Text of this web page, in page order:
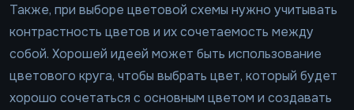
Также, при выборе цветовой схемы нужно учитывать
контрастность цветов и их сочетаемость между
собой. Хорошей идеей может быть использование
цветового круга, чтобы выбрать цвет, который будет
хорошо сочетаться с основным цветом и создавать